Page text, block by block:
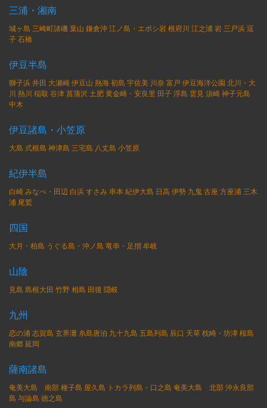
三浦・湘南
城ヶ島 三崎町諸磯葉山 鎌倉沖 江ノ島・エボシ岩根府川 江之浦岩三戸浜逗
子石橋
伊豆半島
獅子浜井田 大瀬崎伊豆山 熱海初島 宇佐美 川奈 富戸 伊豆海洋公園 北川・大
川 熱川 稲取 谷津菖蒲沢 土肥黄金崎・安良里 田子浮島 雲見須崎神子元島
中木
伊豆諸島・小笠原
大島 式根島 神津島 三宅島 八丈島 小笠原
紀伊半島
白崎みなべ・田辺 白浜すさみ 串本紀伊大島 日高伊勢 九鬼古座方座浦三木
浦 尾鷲
四国
大月・柏島 うぐる島・沖ノ島 竜串・足摺牟岐
山陰
見島 島根大田 竹野相島 田後 隠岐
九州
恋の浦志賀島 玄界灘 糸島唐泊 九十九島 五島列島 辰口 天草枕崎・坊津桜島
南郷延岡
薩南諸島
奄美大島 南部種子島 屋久島 トカラ列島・口之島 奄美大島 北部沖永良部
島 与論島 徳之島